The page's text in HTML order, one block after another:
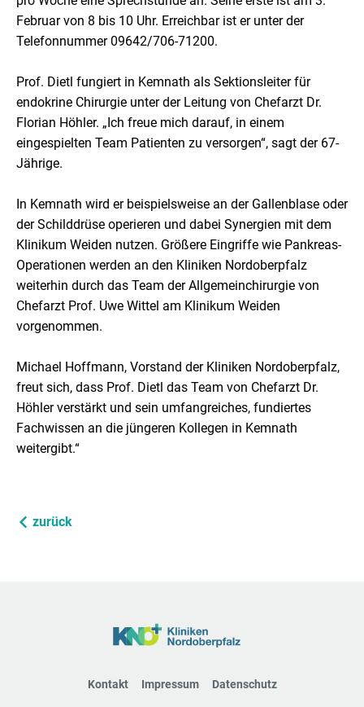
Februar von 8 bis 10 Uhr. Erreichbar ist er unter der
Telefonnummer 09642/706-71200.
Prof. Dietl fungiert in Kemnath als Sektionsleiter für
endokrine Chirurgie unter der Leitung von Chefarzt Dr.
Florian Höhler. „Ich freue mich darauf, in einem
eingespielten Team Patienten zu versorgen“, sagt der 67-
Jährige.
In Kemnath wird er beispielsweise an der Gallenblase oder
der Schilddrüse operieren und dabei Synergien mit dem
Klinikum Weiden nutzen. Größere Eingriffe wie Pankreas-
Operationen werden an den Kliniken Nordoberpfalz
weiterhin durch das Team der Allgemeinchirurgie von
Chefarzt Prof. Uwe Wittel am Klinikum Weiden
vorgenommen.
Michael Hoffmann, Vorstand der Kliniken Nordoberpfalz,
freut sich, dass Prof. Dietl das Team von Chefarzt Dr.
Höhler verstärkt und sein umfangreiches, fundiertes
Fachwissen an die jüngeren Kollegen in Kemnath
weitergibt.“
zurück
Kontakt Impressum Datenschutz